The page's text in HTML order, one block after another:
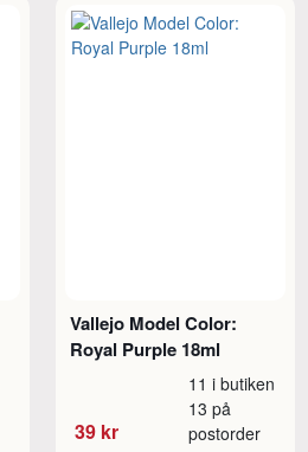
Vallejo Model Color:
Royal Purple 18ml
39 kr
11 i butiken
13 på
postorder